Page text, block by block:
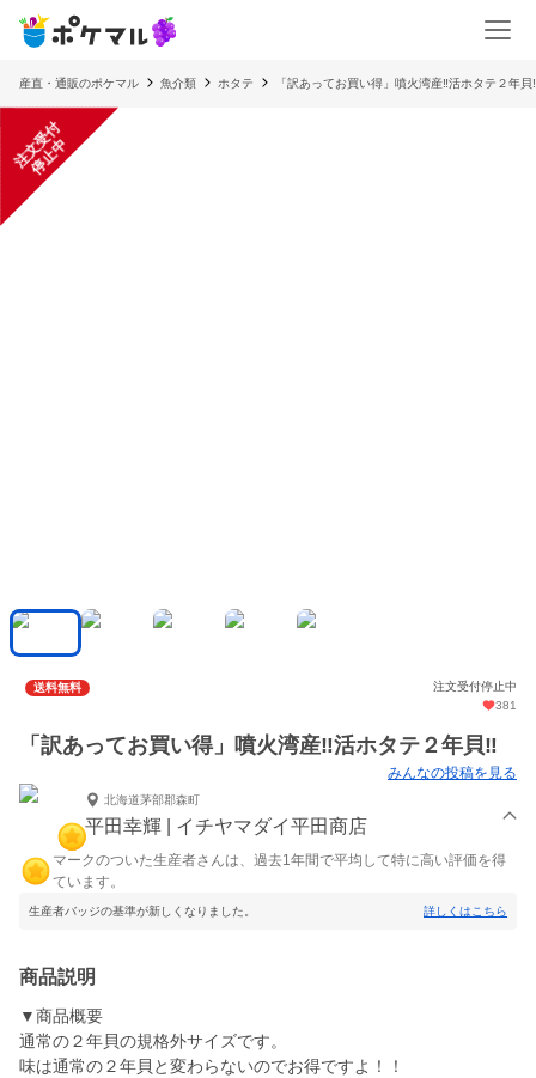
産直・通販のポケマル 魚介類 ホタテ 「訳あってお買い得」噴火湾産‼️活ホタテ２年貝
注
文
受
付
停
止
中
送料無料
注文受付停止中
381
「訳あってお買い得」噴火湾産‼️活ホタテ２年貝‼️
みんなの投稿を見る
北海道茅部郡森町
平田幸輝 | イチヤマダイ平田商店
マークのついた生産者さんは、過去1年間で平均して特に高い評価を得
ています。
生産者バッジの基準が新しくなりました。 詳しくはこちら
商品説明
▼商品概要
通常の２年貝の規格外サイズです。
味は通常の２年貝と変わらないのでお得ですよ！！